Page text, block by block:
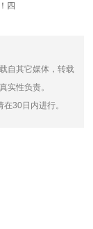
四
自其它媒体，转载
实性负责。
30日内进行。